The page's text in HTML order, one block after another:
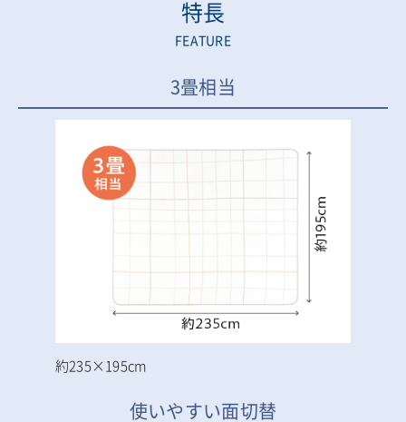
特長
FEATURE
3畳相当
約235×195cm
使いやすい面切替